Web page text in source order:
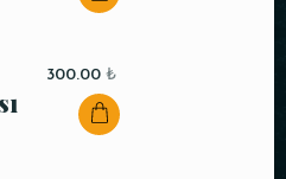
300.00 ₺